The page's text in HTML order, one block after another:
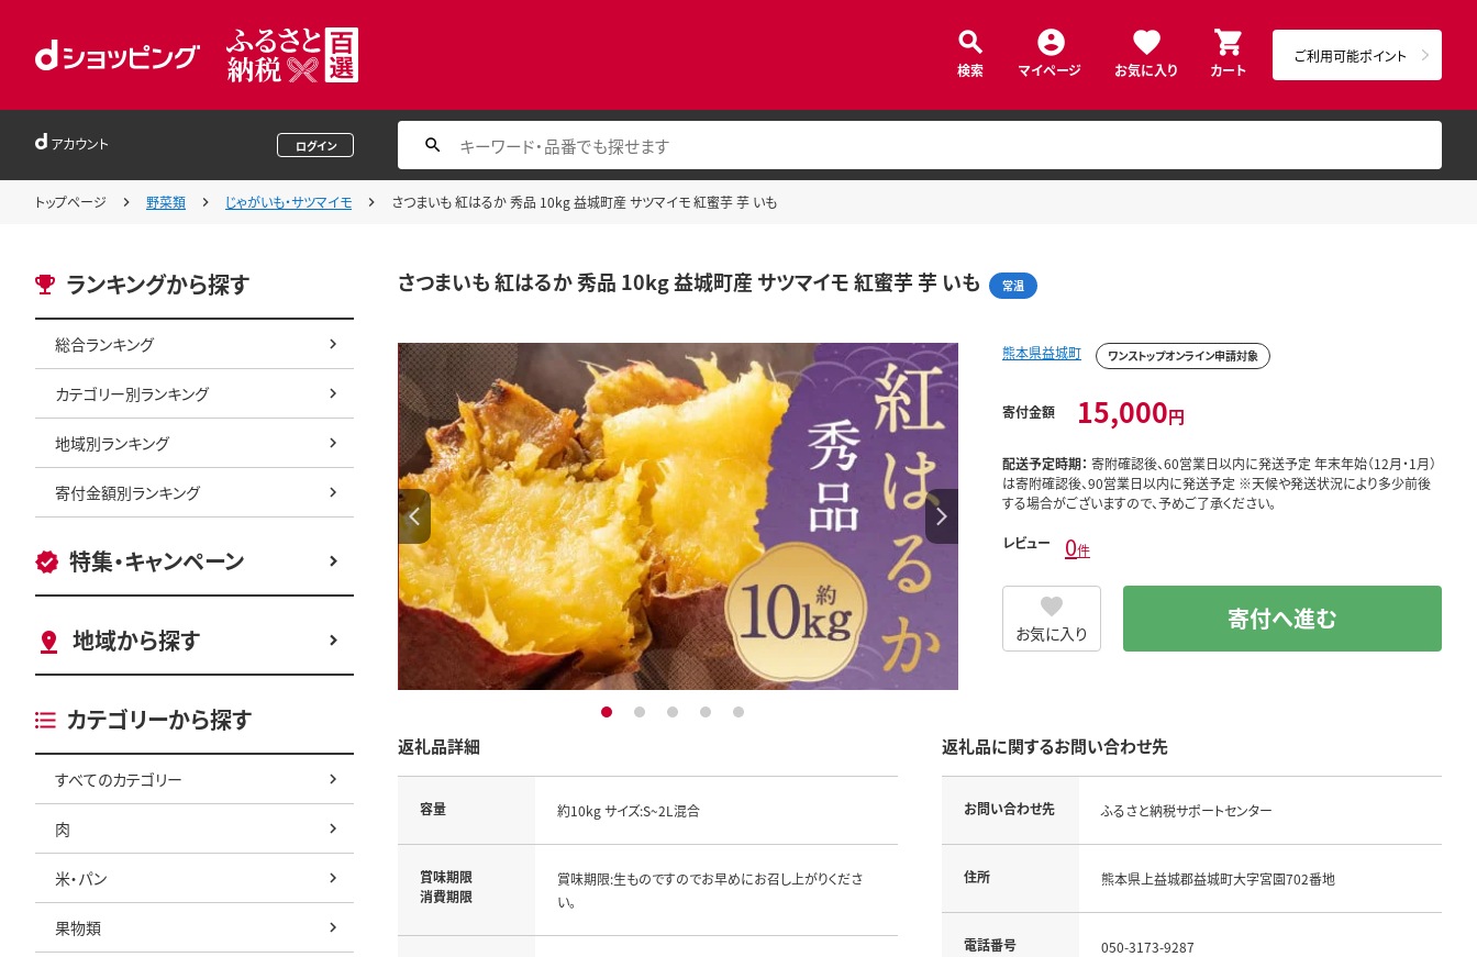
検索 マイページ お気に入り カート
ご利用可能ポイント
アカウント ログイン
トップページ 野菜類 じゃがいも・サツマイモ さつまいも 紅はるか 秀品 10kg 益城町産 サツマイモ 紅蜜芋 芋 いも
ランキングから探す
総合ランキング
カテゴリー別ランキング
地域別ランキング
寄付金額別ランキング
特集・キャンペーン
地域から探す
カテゴリーから探す
すべてのカテゴリー
肉
米・パン
果物類
さつまいも 紅はるか 秀品 10kg 益城町産 サツマイモ 紅蜜芋 芋 いも 常温
1 2 3 4 5
熊本県益城町 ワンストップオンライン申請対象
寄付金額 15,000円
配送予定時期： 寄附確認後、60営業日以内に発送予定 年末年始（12月・1月）
は寄附確認後、90営業日以内に発送予定 ※天候や発送状況により多少前後
する場合がございますので、予めご了承ください。
レビュー 0件
お気に入り 寄付へ進む
返礼品詳細
容量 約10kg サイズ:S~2L混合
賞味期限
消費期限
賞味期限:生ものですのでお早めにお召し上がりくださ
い。
返礼品に関するお問い合わせ先
お問い合わせ先 ふるさと納税サポートセンター
住所 熊本県上益城郡益城町大字宮園702番地
電話番号 050-3173-9287